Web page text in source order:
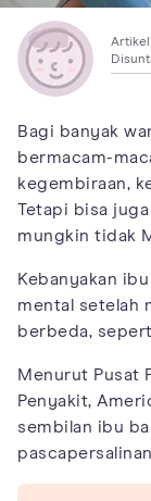
Bagi banyak
bermacam-
kegembiraan,
Tetapi bisa
mungkin tidak
Kebanyakan
mental setelah
berbeda,
Menurut Pusat
Penyakit,
sembilan ibu